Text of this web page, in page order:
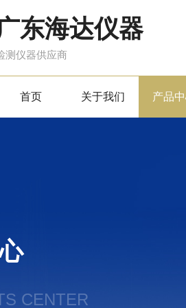
东海达仪器
测仪器供应商
首页 关于我们 产品
CENTER